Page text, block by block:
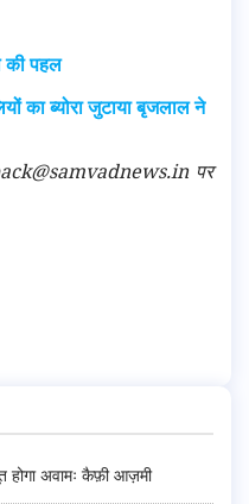
की पहल
का ब्योरा जुटाया बृजलाल ने
पर
अवामः कैफ़ी आज़मी